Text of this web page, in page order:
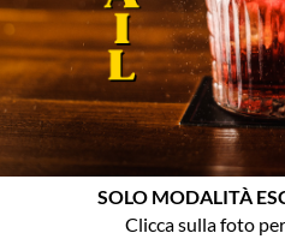
SOLO MODALITÀ
Clicca sulla foto